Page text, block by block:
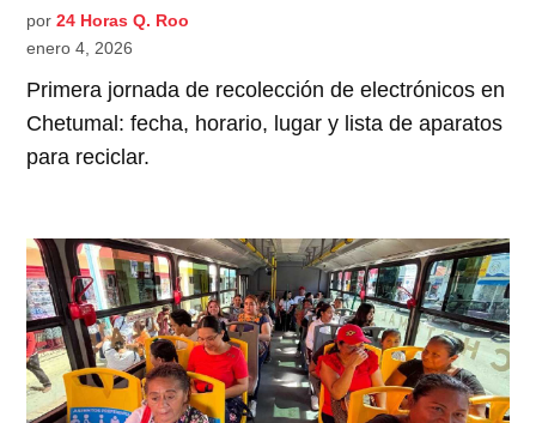
por 24 Horas Q. Roo
enero 4, 2026
Primera jornada de recolección de electrónicos en
Chetumal: fecha, horario, lugar y lista de aparatos
para reciclar.